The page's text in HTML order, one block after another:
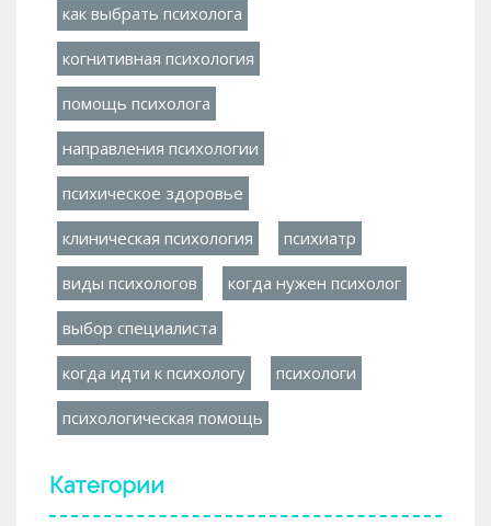
как выбрать психолога
когнитивная психология
помощь психолога
направления психологии
психическое здоровье
клиническая психология психиатр
виды психологов когда нужен психолог
выбор специалиста
когда идти к психологу психологи
психологическая помощь
Категории